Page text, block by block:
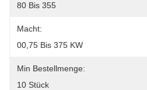
80 Bis 355
Macht:
00,75 Bis 375 KW
Min Bestellmenge:
10 Stück